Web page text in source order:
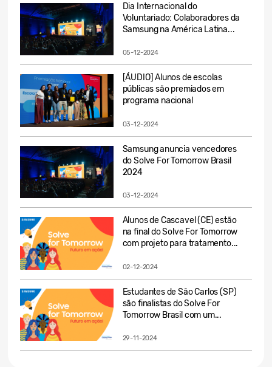
Dia Internacional do
Voluntariado: Colaboradores da
Samsung na América Latina...
05-12-2024
[ÁUDIO] Alunos de escolas
públicas são premiados em
programa nacional
03-12-2024
Samsung anuncia vencedores
do Solve For Tomorrow Brasil
2024
03-12-2024
Alunos de Cascavel (CE) estão
na final do Solve For Tomorrow
com projeto para tratamento...
02-12-2024
Estudantes de São Carlos (SP)
são finalistas do Solve For
Tomorrow Brasil com um...
29-11-2024